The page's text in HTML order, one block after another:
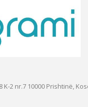
K-2 nr.7 10000 Prishtinë,